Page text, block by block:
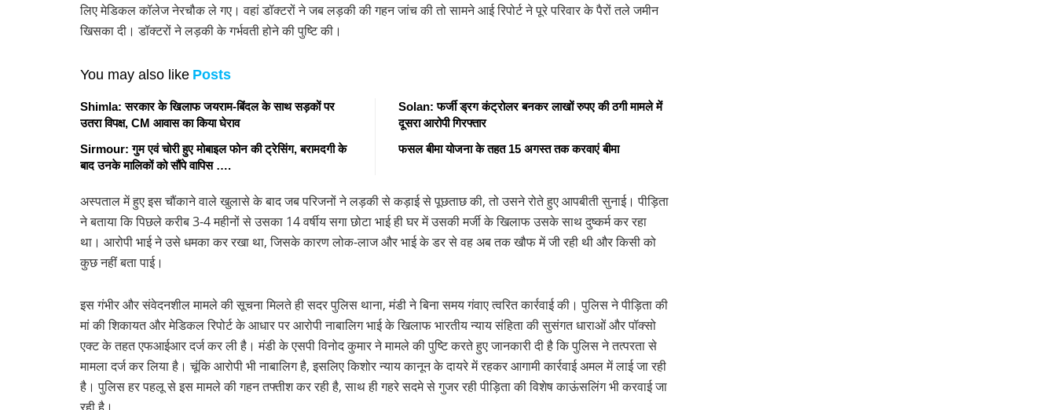
लिए मेडिकल कॉलेज नेरचौक ले गए। वहां डॉक्टरों ने जब लड़की की गहन जांच की तो सामने आई रिपोर्ट ने पूरे परिवार के पैरों तले जमीन
खिसका दी। डॉक्टरों ने लड़की के गर्भवती होने की पुष्टि की।
You may also like Posts
Shimla: सरकार के खिलाफ जयराम-बिंदल के साथ सड़कों पर
उतरा विपक्ष, CM आवास का किया घेराव
Sirmour: गुम एवं चोरी हुए मोबाइल फोन की ट्रेसिंग, बरामदगी के
बाद उनके मालिकों को सौंपे वापिस ….
Solan: फर्जी ड्रग कंट्रोलर बनकर लाखों रुपए की ठगी मामले में
दूसरा आरोपी गिरफ्तार
फसल बीमा योजना के तहत 15 अगस्त तक करवाएं बीमा
अस्पताल में हुए इस चौंकाने वाले खुलासे के बाद जब परिजनों ने लड़की से कड़ाई से पूछताछ की, तो उसने रोते हुए आपबीती सुनाई। पीड़िता
ने बताया कि पिछले करीब 3-4 महीनों से उसका 14 वर्षीय सगा छोटा भाई ही घर में उसकी मर्जी के खिलाफ उसके साथ दुष्कर्म कर रहा
था। आरोपी भाई ने उसे धमका कर रखा था, जिसके कारण लोक-लाज और भाई के डर से वह अब तक खौफ में जी रही थी और किसी को
कुछ नहीं बता पाई।
इस गंभीर और संवेदनशील मामले की सूचना मिलते ही सदर पुलिस थाना, मंडी ने बिना समय गंवाए त्वरित कार्रवाई की। पुलिस ने पीड़िता की
मां की शिकायत और मेडिकल रिपोर्ट के आधार पर आरोपी नाबालिग भाई के खिलाफ भारतीय न्याय संहिता की सुसंगत धाराओं और पॉक्सो
एक्ट के तहत एफआईआर दर्ज कर ली है। मंडी के एसपी विनोद कुमार ने मामले की पुष्टि करते हुए जानकारी दी है कि पुलिस ने तत्परता से
मामला दर्ज कर लिया है। चूंकि आरोपी भी नाबालिग है, इसलिए किशोर न्याय कानून के दायरे में रहकर आगामी कार्रवाई अमल में लाई जा रही
है। पुलिस हर पहलू से इस मामले की गहन तफ्तीश कर रही है, साथ ही गहरे सदमे से गुजर रही पीड़िता की विशेष काऊंसलिंग भी करवाई जा